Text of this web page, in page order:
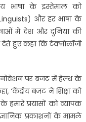
भाषा के इस्तेमाल को
और हर भाषा के
में देश और दुनिया की
देते हुए कहा कि टेक्नोलॉजी
पर बजट में हेल्थ के
‘केंद्रीय बजट ने शिक्षा को
हमारे प्रयासों को व्यापक
प्रकाशनों के मामले